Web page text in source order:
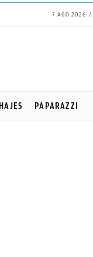
7 AGO 2026
PAPARAZZI